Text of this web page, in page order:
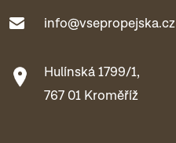
info@vsepropejska.cz
Hulínská 1799/1,
767 01 Kroměříž